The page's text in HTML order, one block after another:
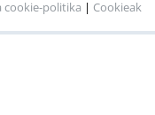
cookie-politika | Cookieak